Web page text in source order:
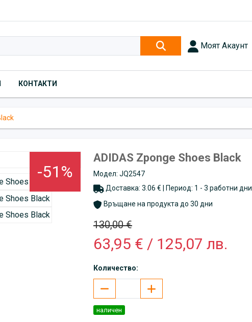
Моят Акаунт
КОНТАКТИ
-51%
ADIDAS Zponge Shoes Black
Модел: JQ2547
Доставка: 3.06 € | Период: 1 - 3 работни дни
Връщане на продукта до 30 дни
130,00 €
63,95 € / 125,07 лв.
Количество:
наличен